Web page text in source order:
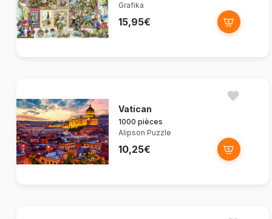
Grafika
15,95€
Vatican
1000 pièces
Alipson Puzzle
10,25€